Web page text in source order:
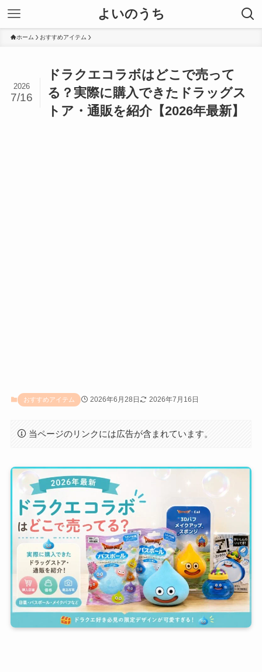
よいのうち
ホーム おすすめアイテム
ドラクエコラボはどこで売って
る？実際に購入できたドラッグス
トア・通販を紹介【2026年最新】
2026
7/16
おすすめアイテム 2026年6月28日 2026年7月16日
当ページのリンクには広告が含まれています。